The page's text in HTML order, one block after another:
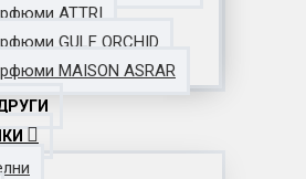
ATTRI
GULF ORCHID
MAISON ASRAR